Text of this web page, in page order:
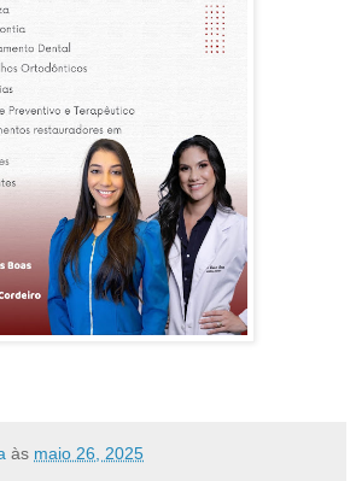
às maio 26, 2025